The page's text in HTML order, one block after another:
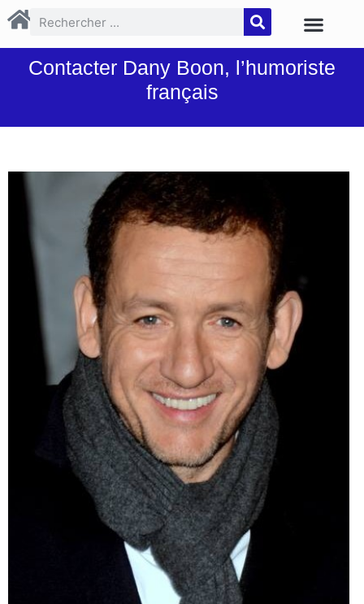
Contacter Dany Boon, l’humoriste
français